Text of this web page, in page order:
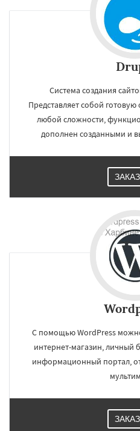
Система создания
Представляет собой готовую
любой сложности,
дополнен созданными и
С помощью WordPress
интернет-магазин, личный
информационный портал,